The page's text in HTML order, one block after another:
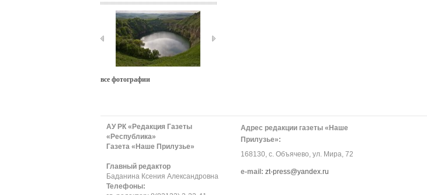
все фотографии
АУ РК «Редакция Газеты
«Республика»
Газета «Наше Прилузье»
Главный редактор
Баданина Ксения Александровна
Телефоны:
Адрес редакции газеты «Наше
Прилузье»:
168130, с. Объячево, ул. Мира, 72
е-mail: zt-press@yandex.ru